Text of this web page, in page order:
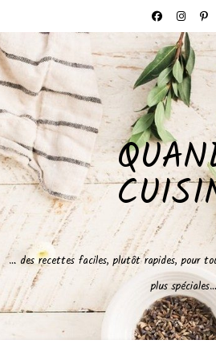
… des recettes faciles, plutôt rapides, pour
plus